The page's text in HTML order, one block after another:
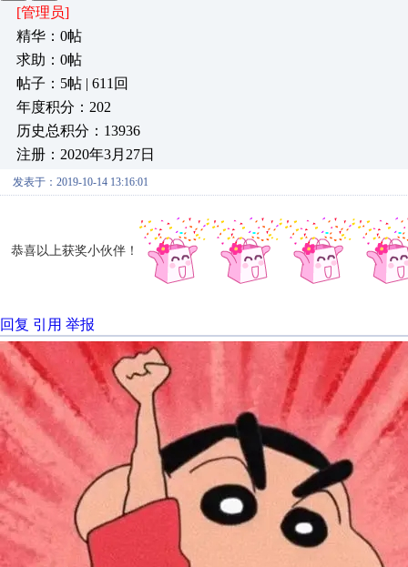
[管理员]
精华：0帖
求助：0帖
帖子：5帖 | 611回
年度积分：202
历史总积分：13936
注册：2020年3月27日
发表于：2019-10-14 13:16:01
恭喜以上获奖小伙伴！
回复 引用 举报